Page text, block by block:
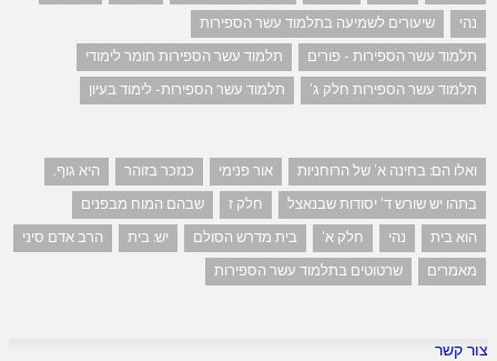
נהי
שיעורים לשמיעה בתלמוד עשר הספירות
תלמוד עשר הספירות - פורים
תלמוד עשר הספירות חומר לימודי
תלמוד עשר הספירות חלק ג'
תלמוד עשר הספירות- לימוד בעיון
ואלו הם: בחינה א' של הרוחניות אור פנימי כנזכר בזוהר
היא גוף.
בתהו יש שורש ד' יסודות שבנאצל
חלק ז
שבהם המוח מבפנים
הוא בית
נהי חלק א' בית מדרש הסולם יש: בית
הרב אדם סיני
מאמרים
שרטוטים בתלמוד עשר הספירות
צור קשר